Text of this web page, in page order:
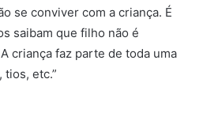
se conviver com a criança. É
saibam que filho não é
criança faz parte de toda uma
etc.”